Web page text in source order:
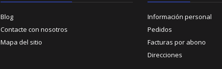
Blog
Contacte con nosotros
Mapa del sitio
Información personal
Pedidos
Facturas por abono
Direcciones